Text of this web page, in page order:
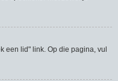
een lid" link. Op die pagina, vul